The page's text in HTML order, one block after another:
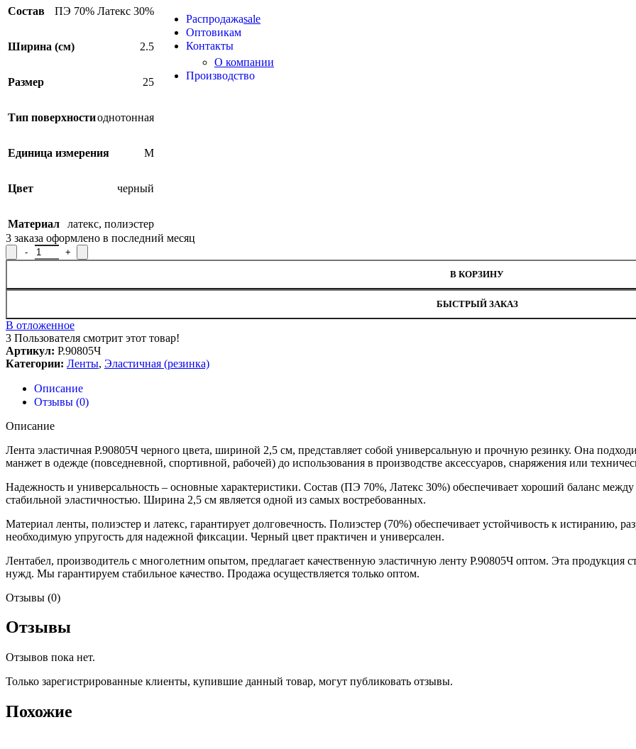
Распродажаsale
Оптовикам
Контакты
О компании
Производство
Состав ПЭ 70% Латекс 30%
Ширина (см) 2.5
Размер 25
Тип поверхностиоднотонная
Единица измерения М
Цвет черный
Материал латекс, полиэстер
3 заказа оформлено в последний месяц
Количество товара Лента эластичная Р.90805Ч, ширина 2,5 см
В КОРЗИНУ
БЫСТРЫЙ ЗАКАЗ
В отложенное
3 Пользователя смотрит этот товар!
Артикул: Р.90805Ч
Категории: Ленты, Эластичная (резинка)
Описание
Отзывы (0)
Описание
Лента эластичная Р.90805Ч черного цвета, шириной 2,5 см, представляет собой универсальную и прочную резинку. Она
манжет в одежде (повседневной, спортивной, рабочей) до использования в производстве аксессуаров, снаряжения или
Надежность и универсальность – основные характеристики. Состав (ПЭ 70%, Латекс 30%) обеспечивает хороший баланс
стабильной эластичностью. Ширина 2,5 см является одной из самых востребованных.
Материал ленты, полиэстер и латекс, гарантирует долговечность. Полиэстер (70%) обеспечивает устойчивость к истиранию,
необходимую упругость для надежной фиксации. Черный цвет практичен и универсален.
Лентабел, производитель с многолетним опытом, предлагает качественную эластичную ленту Р.90805Ч оптом. Эта
нужд. Мы гарантируем стабильное качество. Продажа осуществляется только оптом.
Отзывы (0)
Отзывы
Отзывов пока нет.
Только зарегистрированные клиенты, купившие данный товар, могут публиковать отзывы.
Похожие